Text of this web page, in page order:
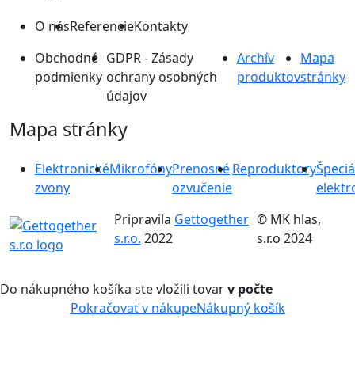
O násReferencieKontakty
Obchodné
podmienky
GDPR - Zásady
ochrany osobných
údajov
Archív
produktov
Mapa
stránky
Mapa stránky
Elektronické
zvony
MikrofónyPrenosné
ozvučenie
Reproduktory
Pripravila Gettogether
s.r.o. 2022
© MK hlas,
s.r.o 2024
Do nákupného košíka ste vložili tovarv počte
Pokračovať v nákupeNákupný košík